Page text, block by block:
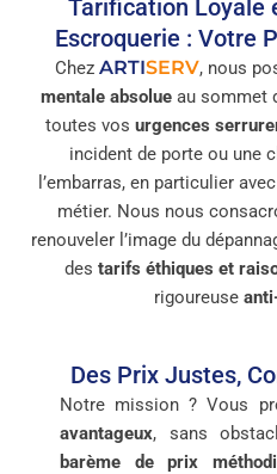
Tarification Loyale
Escroquerie : Votre
Chez ARTISERV, nous
mentale absolueau sommet
toutes vos urgences
incident de porte ou une
l’embarras, en particulier
métier. Nous nous
renouveler l’image du
des tarifs éthiques et
rigoureuse
Des Prix Justes,
Notre mission ? Vous
avantageux, sans
barème de prix